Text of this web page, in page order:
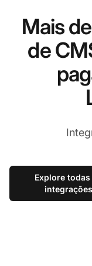
Mais
de
Explore todas
integrações